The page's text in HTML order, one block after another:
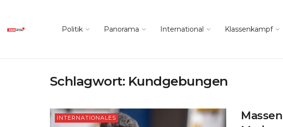
Politik Panorama International Klassenkampf
Schlagwort: Kundgebungen
INTERNATIONALES